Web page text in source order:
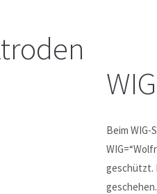
Beim
geschützt.
geschehen.